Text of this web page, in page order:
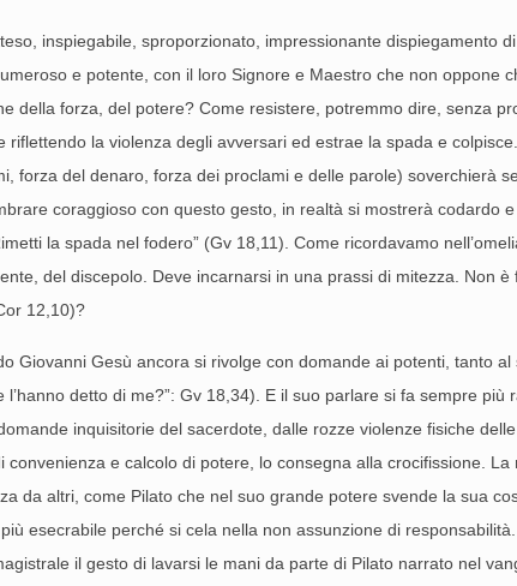
inspiegabile, sproporzionato, impressionante dispiegamento
e potente, con il loro Signore e Maestro che non oppone
della forza, del potere? Come resistere, potremmo dire, senza
la violenza degli avversari ed estrae la spada e
forza del denaro, forza dei proclami e delle parole) soverchierà
coraggioso con questo gesto, in realtà si mostrerà codardo
la spada nel fodero” (Gv 18,11). Come ricordavamo
del discepolo. Deve incarnarsi in una prassi di mitezza. Non
12,10)?
Giovanni Gesù ancora si rivolge con domande ai potenti, tanto
detto di me?”: Gv 18,34). E il suo parlare si fa sempre
inquisitorie del sacerdote, dalle rozze violenze fisiche
e calcolo di potere, lo consegna alla crocifissione.
da altri, come Pilato che nel suo grande potere svende la sua
esecrabile perché si cela nella non assunzione di
il gesto di lavarsi le mani da parte di Pilato narrato nel